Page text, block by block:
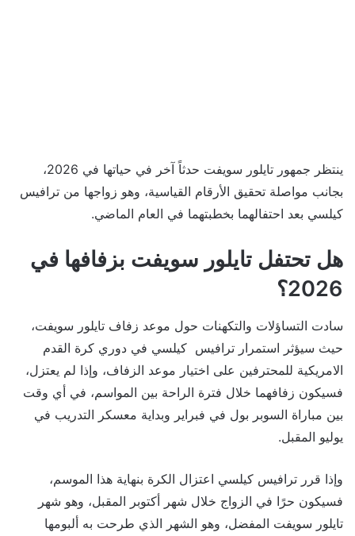
ينتظر جمهور تايلور سويفت حدثاً آخر في حياتها في 2026،
بجانب مواصلة تحقيق الأرقام القياسية، وهو زواجها من ترافيس
كيلسي بعد احتفالهما بخطبتهما في العام الماضي.
هل تحتفل تايلور سويفت بزفافها في
2026؟
سادت التساؤلات والتكهنات حول موعد زفاف تايلور سويفت،
حيث سيؤثر استمرار ترافيس كيلسي في دوري كرة القدم
الامريكية للمحترفين على اختيار موعد الزفاف، وإذا لم يعتزل،
فسيكون زفافهما خلال فترة الراحة بين المواسم، في أي وقت
بين مباراة السوبر بول في فبراير وبداية معسكر التدريب في
يوليو المقبل.
وإذا قرر ترافيس كيلسي اعتزال الكرة بنهاية هذا الموسم،
فسيكون حرًا في الزواج خلال شهر أكتوبر المقبل، وهو شهر
تايلور سويفت المفضل، وهو الشهر الذي طرحت به ألبومها